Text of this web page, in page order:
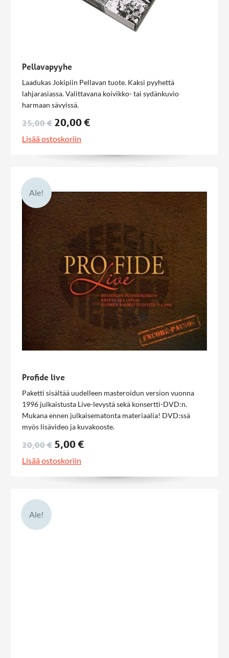
Pellavapyyhe
Laadukas Jokipiin Pellavan tuote. Kaksi pyyhettä
lahjarasiassa. Valittavana koivikko- tai sydänkuvio
harmaan sävyissä.
25,00 € 20,00 €
Lisää ostoskoriin
Ale!
Profide live
Paketti sisältää uudelleen masteroidun version vuonna
1996 julkaistusta Live-levystä sekä konsertti-DVD:n.
Mukana ennen julkaisematonta materiaalia! DVD:ssä
myös lisävideo ja kuvakooste.
20,00 € 5,00 €
Lisää ostoskoriin
Ale!